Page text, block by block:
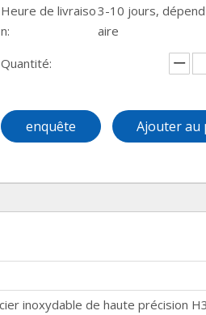
Heure de livraiso
n:
3-10 jours,
aire
Quantité:
enquête Ajouter au
inoxydable de haute précision